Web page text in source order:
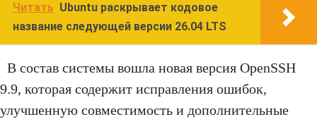
Читать Ubuntu раскрывает кодовое
название следующей версии 26.04 LTS
В состав системы вошла новая версия OpenSSH
9.9, которая содержит исправления ошибок,
улучшенную совместимость и дополнительные